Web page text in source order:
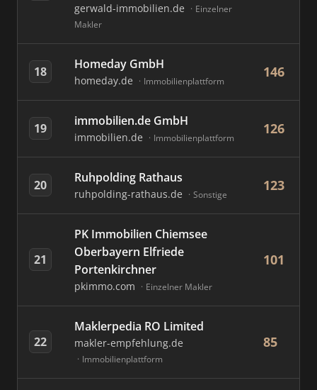
gerwald-immobilien.de
Einzelner
Makler
18 Homeday GmbH
homeday.de Immobilienplattform
146
19 immobilien.de GmbH
immobilien.de Immobilienplattform
126
20 Ruhpolding Rathaus
ruhpolding-rathaus.de Sonstige
123
21
PK Immobilien Chiemsee
Oberbayern Elfriede
Portenkirchner
pkimmo.com Einzelner Makler
101
22
Maklerpedia RO Limited
makler-empfehlung.de
Immobilienplattform
85